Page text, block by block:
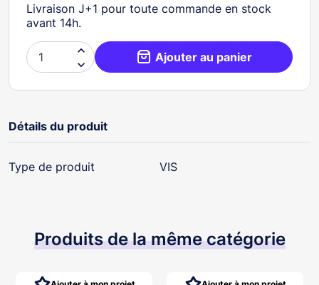
Livraison J+1 pour toute commande en stock
avant 14h.

 Ajouter au panier
Détails du produit
Type de produit VIS
Produits de la même catégorie